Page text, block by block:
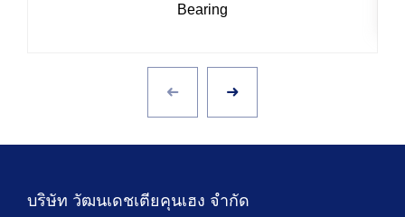
Bearing
บริษัท วัฒนเดชเตียคุนเฮง จำกัด